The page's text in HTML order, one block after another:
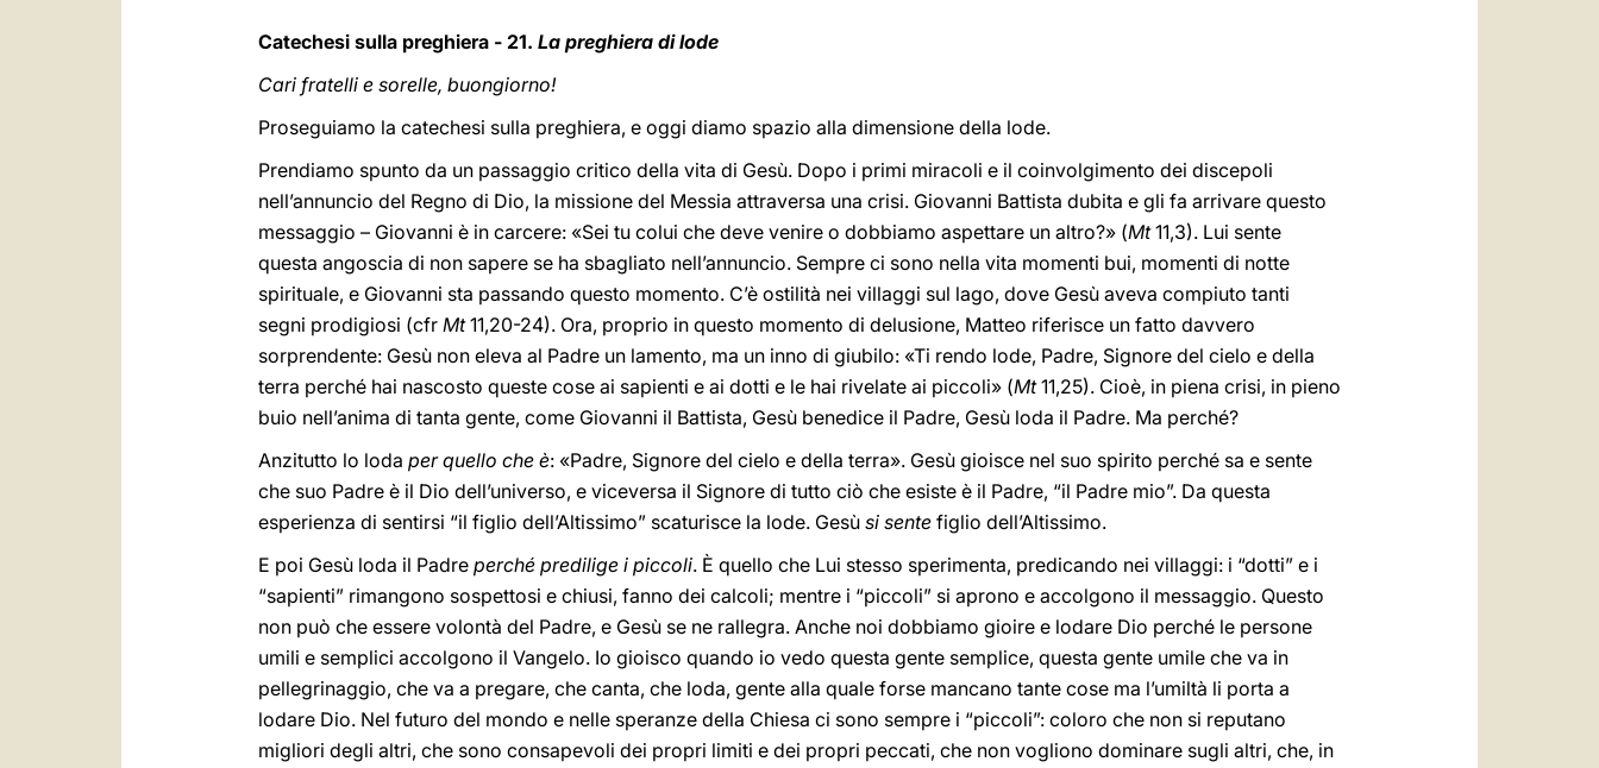
Catechesi sulla preghiera - 21. La preghiera di lode
Cari fratelli e sorelle, buongiorno!
Proseguiamo la catechesi sulla preghiera, e oggi diamo spazio alla dimensione della lode.
Prendiamo spunto da un passaggio critico della vita di Gesù. Dopo i primi miracoli e il coinvolgimento dei discepoli
nell’annuncio del Regno di Dio, la missione del Messia attraversa una crisi. Giovanni Battista dubita e gli fa arrivare questo
messaggio – Giovanni è in carcere: «Sei tu colui che deve venire o dobbiamo aspettare un altro?» (Mt11,3). Lui sente
questa angoscia di non sapere se ha sbagliato nell’annuncio. Sempre ci sono nella vita momenti bui, momenti di notte
spirituale, e Giovanni sta passando questo momento. C’è ostilità nei villaggi sul lago, dove Gesù aveva compiuto tanti
segni prodigiosi (cfr Mt11,20-24). Ora, proprio in questo momento di delusione, Matteo riferisce un fatto davvero
sorprendente: Gesù non eleva al Padre un lamento, ma un inno di giubilo: «Ti rendo lode, Padre, Signore del cielo e della
terra perché hai nascosto queste cose ai sapienti e ai dotti e le hai rivelate ai piccoli» (Mt11,25). Cioè, in piena crisi, in pieno
buio nell’anima di tanta gente, come Giovanni il Battista, Gesù benedice il Padre, Gesù loda il Padre. Ma perché?
Anzitutto lo loda per quello che è: «Padre, Signore del cielo e della terra». Gesù gioisce nel suo spirito perché sa e sente
che suo Padre è il Dio dell’universo, e viceversa il Signore di tutto ciò che esiste è il Padre, “il Padre mio”. Da questa
esperienza di sentirsi “il figlio dell’Altissimo” scaturisce la lode. Gesù si sente figlio dell’Altissimo.
E poi Gesù loda il Padre perché predilige i piccoli. È quello che Lui stesso sperimenta, predicando nei villaggi: i “dotti” e i
“sapienti” rimangono sospettosi e chiusi, fanno dei calcoli; mentre i “piccoli” si aprono e accolgono il messaggio. Questo
non può che essere volontà del Padre, e Gesù se ne rallegra. Anche noi dobbiamo gioire e lodare Dio perché le persone
umili e semplici accolgono il Vangelo. Io gioisco quando io vedo questa gente semplice, questa gente umile che va in
pellegrinaggio, che va a pregare, che canta, che loda, gente alla quale forse mancano tante cose ma l’umiltà li porta a
lodare Dio. Nel futuro del mondo e nelle speranze della Chiesa ci sono sempre i “piccoli”: coloro che non si reputano
migliori degli altri, che sono consapevoli dei propri limiti e dei propri peccati, che non vogliono dominare sugli altri, che, in